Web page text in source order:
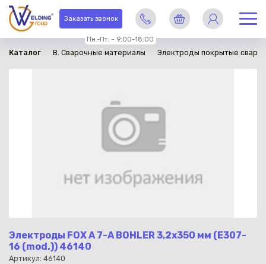
Заказать звонок
Пн.-Пт. – 9:00-18:00
Каталог B. Сварочные материалы Электроды покрытые
Электроды FOX A 7-A BOHLER 3,2x350 мм (Е307-
16 (mod.)) 46140
Артикул: 46140
в наличии